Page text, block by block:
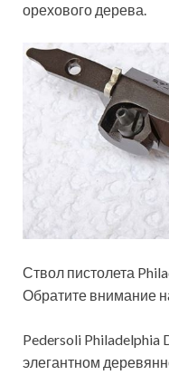
орехового дерева.
Ствол пистолета
Обратите внимание
Pedersoli Philadelphia
элегантном